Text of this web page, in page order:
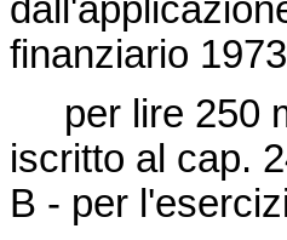
finanziario
per lire 250
iscritto al cap.
B - per